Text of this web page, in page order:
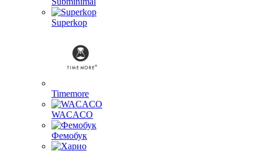
Superkop
Timemore
WACACO
Фемобук